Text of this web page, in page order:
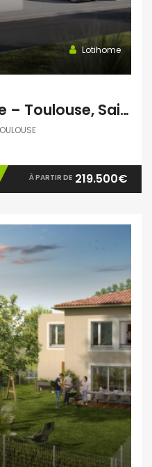
Lotihome
Les Villas de Calliste – Toulouse, Saint-Simon – Villas T3 et T4
À PARTIR DE 219.500€